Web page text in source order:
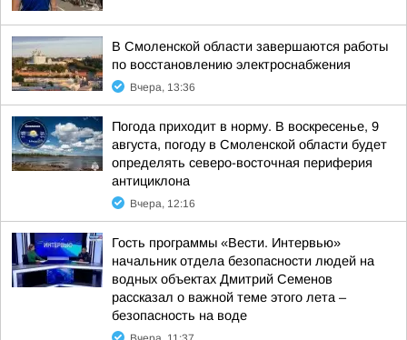
В Смоленской области завершаются работы
по восстановлению электроснабжения
Вчера, 13:36
Погода приходит в норму. В воскресенье, 9
августа, погоду в Смоленской области будет
определять северо-восточная периферия
антициклона
Вчера, 12:16
Гость программы «Вести. Интервью»
начальник отдела безопасности людей на
водных объектах Дмитрий Семенов
рассказал о важной теме этого лета –
безопасность на воде